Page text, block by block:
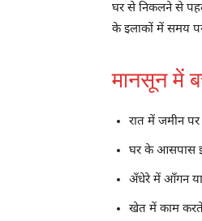
घर से निकलने से
के इलाकों में समय
मानसून में
रात में जमीन
घर के आसपास
अँधेरे में आँगन
खेत में काम